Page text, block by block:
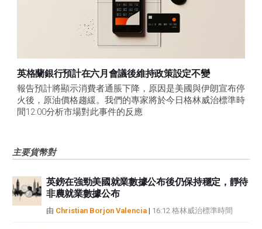
英格蘭銀行預計在六月會議後維持政策設定不變
報告預計將顯示消費者通脹下降，原因是美國與伊朗宣布停
火後，原油價格趨緩。我們的專家將於今日格林威治標準時
間12:00分析市場對此事件的反應
主要貨幣對
英鎊在強勁美國就業數據公布後仍保持穩定，靜待
非農就業數據公布
由 Christian Borjon Valencia | 16:12 格林威治標準時間